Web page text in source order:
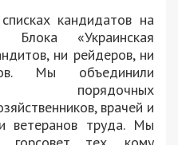
кандидатов на
«Украинская
ни рейдеров, ни
Мы объединили
порядочных
врачей и
ветеранов труда. Мы